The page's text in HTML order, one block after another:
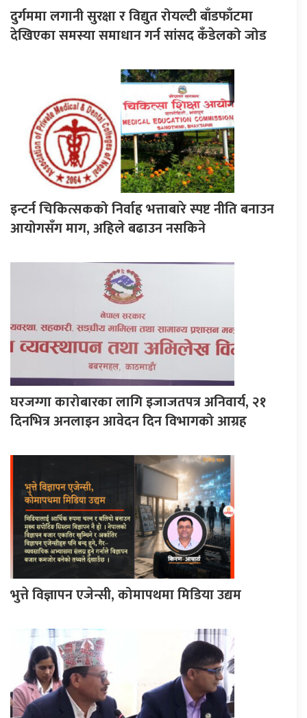
दुर्गममा लगानी सुरक्षा र विद्युत रोयल्टी बाँडफाँटमा
देखिएका समस्या समाधान गर्न सांसद कँडेलको जोड
इन्टर्न चिकित्सकको निर्वाह भत्ताबारे स्पष्ट नीति बनाउन
आयोगसँग माग, अहिले बढाउन नसकिने
घरजग्गा कारोबारका लागि इजाजतपत्र अनिवार्य, २१
दिनभित्र अनलाइन आवेदन दिन विभागको आग्रह
भुत्ते विज्ञापन एजेन्सी, कोमापथमा मिडिया उद्यम